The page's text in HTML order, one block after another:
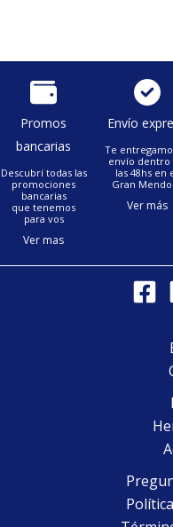
Promos
bancarias
Descubrí todas las
promociones
bancarias
que tenemos
para vos
Ver mas
Envío
Te
envío dentro
las 48hs en
Gran
Ver más